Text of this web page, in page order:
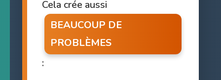
Cela crée aussi
BEAUCOUP DE
PROBLÈMES
: